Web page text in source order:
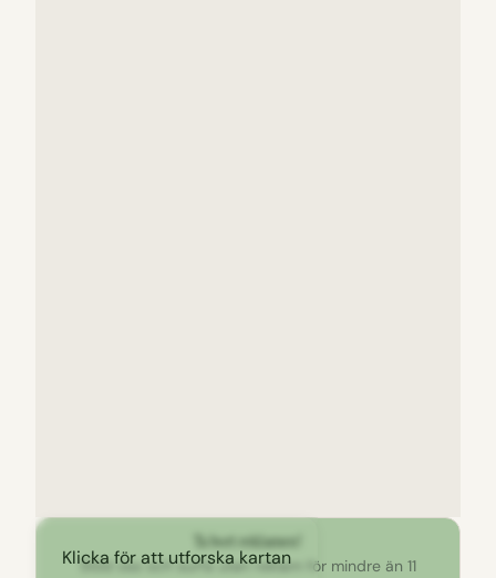
Klicka för att utforska kartan
Ta bort reklamen!
Stöd oss och surfa utan reklam för mindre än 11